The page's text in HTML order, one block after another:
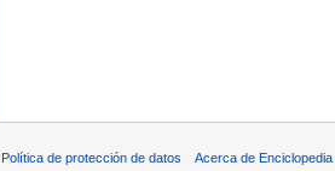
Política de protección de datos Acerca de